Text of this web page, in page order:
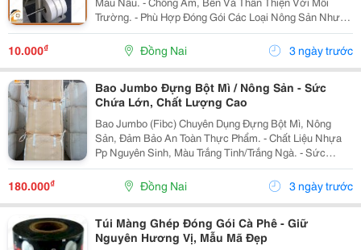
Trường. - Phù Hợp Đóng Gói Các Loại Nông Sản Như
Lúa Gạo, Cà Phê, Hạt Điều, Đậu, Chè, Ngô. - Cấu Tạo
Chống Ẩm, Giữ Nông Sản Khô Ráo, Tránh Mốc...
10.000₫ Đồng Nai 3 ngày trước
Bao Jumbo Đựng Bột Mì / Nông Sản - Sức
Chứa Lớn, Chất Lượng Cao
Bao Jumbo (Fibc) Chuyên Dụng Đựng Bột Mì, Nông
Sản, Đảm Bảo An Toàn Thực Phẩm. - Chất Liệu Nhựa
Pp Nguyên Sinh, Màu Trắng Tinh/Trắng Ngà. - Sức
Chứa Từ 500Kg Đến 1500Kg. - Chống Ẩm, Chống Rò Rỉ
Hiệu Quả. - Có Ống Nạp, Ống Xả Tiện Lợi. - Đai...
180.000₫ Đồng Nai 3 ngày trước
Túi Màng Ghép Đóng Gói Cà Phê - Giữ
Nguyên Hương Vị, Mẫu Mã Đẹp